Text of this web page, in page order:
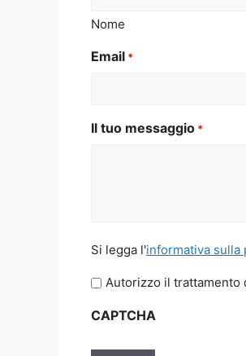
Nome
Email *
Il tuo messaggio *
Si
l'informativa
sulla
*
Si legga l'informativa sulla
Autorizzo il trattamento
CAPTCHA